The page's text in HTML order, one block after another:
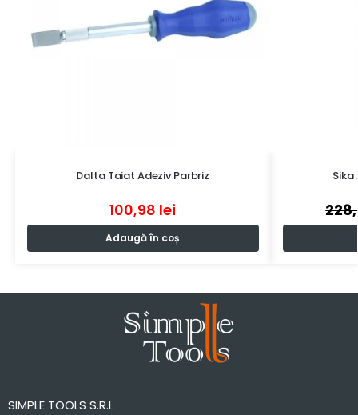
Dalta Taiat Adeziv Parbriz
100,98 lei
Adaugă în coș
SIMPLE TOOLS S.R.L